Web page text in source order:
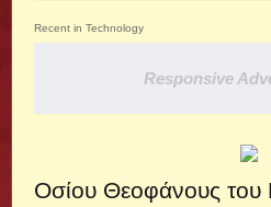
Recent in Technology
Responsive
Οσίου Θεοφάνους του